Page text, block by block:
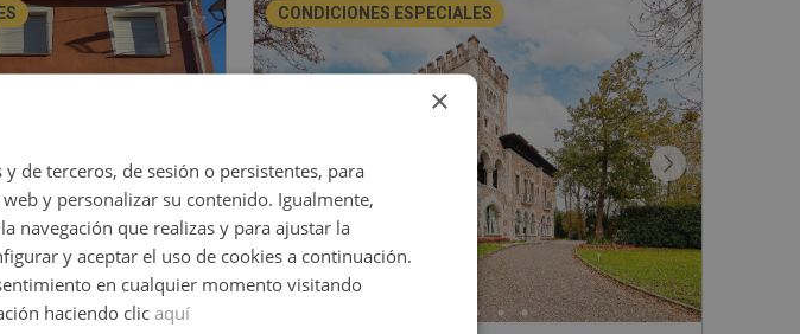
CONDICIONES ESPECIALES
×
de terceros, de sesión o persistentes, para
y personalizar su contenido. Igualmente,
navegación que realizas y para ajustar la
y aceptar el uso de cookies a continuación.
en cualquier momento visitando
haciendo clic aquí